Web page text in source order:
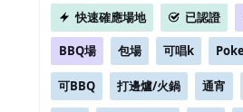
快速確應場地
已認證
BBQ場 包場 可唱k
可BBQ 打邊爐/火鍋 通宵